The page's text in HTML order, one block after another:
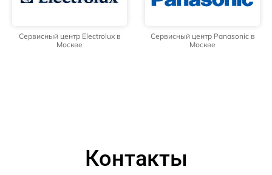
Сервисный центр Electrolux в
Москве
Сервисный центр Panasonic в
Москве
Контакты